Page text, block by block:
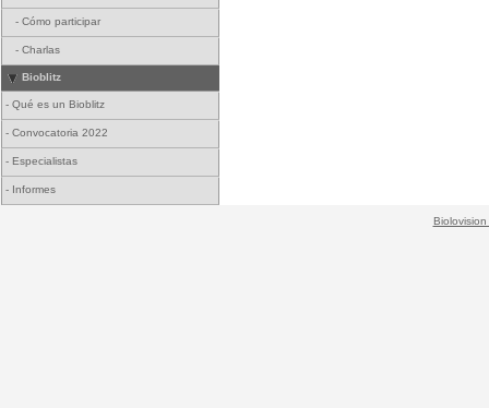
- Cómo participar
- Charlas
Bioblitz
- Qué es un Bioblitz
- Convocatoria 2022
- Especialistas
- Informes
Biolovision